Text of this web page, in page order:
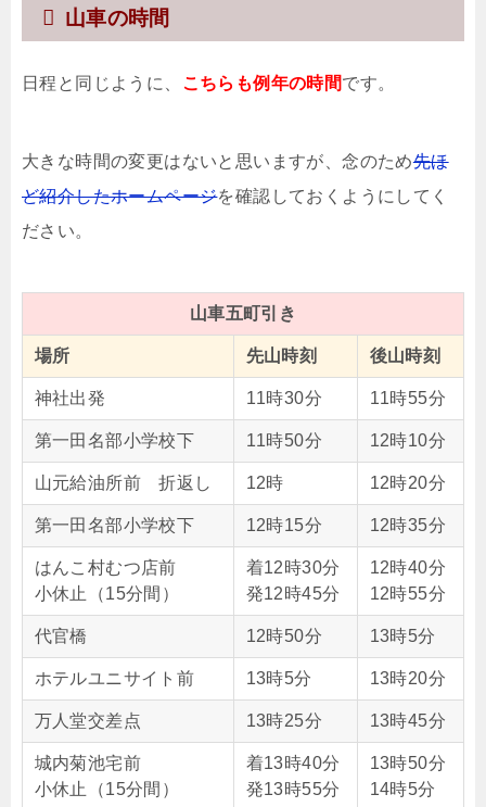
山車の時間
日程と同じように、 こちらも例年の時間です。
大きな時間の変更はないと思いますが、念のため先ほ
ど紹介したホームページを確認しておくようにしてく
ださい。
山車五町引き
場所 先山時刻 後山時刻
神社出発 11時30分 11時55分
第一田名部小学校下 11時50分 12時10分
山元給油所前 折返し 12時 12時20分
第一田名部小学校下 12時15分 12時35分
はんこ村むつ店前
小休止（15分間）
着12時30分
発12時45分
12時40分
12時55分
代官橋 12時50分 13時5分
ホテルユニサイト前 13時5分 13時20分
万人堂交差点 13時25分 13時45分
城内菊池宅前
小休止（15分間）
着13時40分
発13時55分
13時50分
14時5分